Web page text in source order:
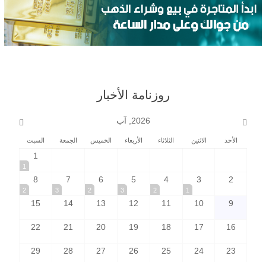
روزنامة الأخبار
2026, آب
الأحد الاثنين الثلاثاء الأربعاء الخميس الجمعة السبت
1
1
2
3
1
4
2
5
3
6
2
7
3
8
2
9
10
11
12
13
14
15
16
17
18
19
20
21
22
23
24
25
26
27
28
29